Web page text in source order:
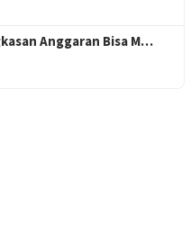
Anggaran Bisa M…